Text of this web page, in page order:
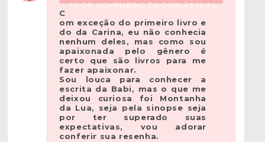
10 DE NOVEMBRO DE 2018 ÀS 16:34
C
om exceção do primeiro livro e
do da Carina, eu não conhecia
nenhum deles, mas como sou
apaixonada pelo gênero é
certo que são livros para me
fazer apaixonar.
Sou louca para conhecer a
escrita da Babi, mas o que me
deixou curiosa foi Montanha
da Lua, seja pela sinopse seja
por ter superado suas
expectativas, vou adorar
conferir sua resenha.